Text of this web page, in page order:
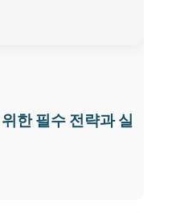
한 필수 전략과 실